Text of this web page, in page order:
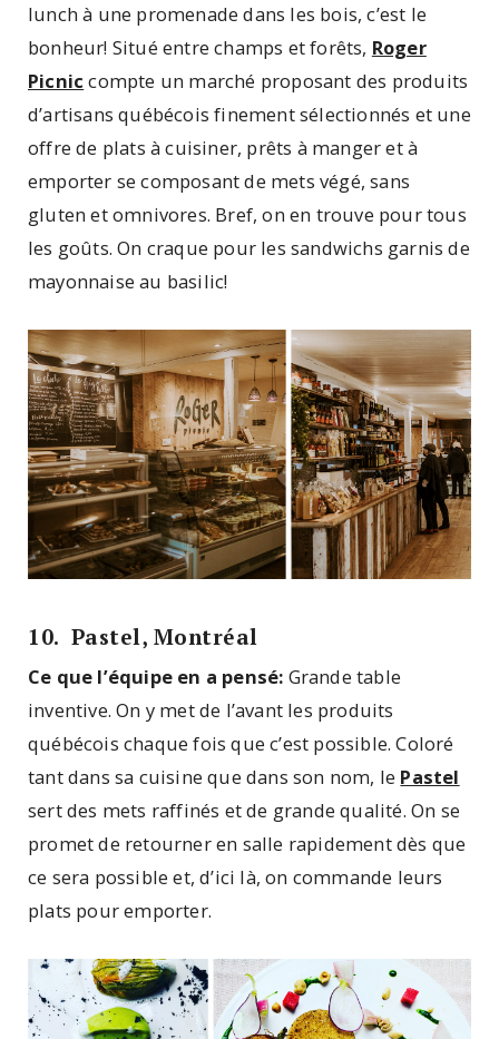
lunch à une promenade dans les bois, c’est le
bonheur! Situé entre champs et forêts, Roger
Picnic compte un marché proposant des produits
d’artisans québécois finement sélectionnés et une
offre de plats à cuisiner, prêts à manger et à
emporter se composant de mets végé, sans
gluten et omnivores. Bref, on en trouve pour tous
les goûts. On craque pour les sandwichs garnis de
mayonnaise au basilic!
10. Pastel, Montréal
Ce que l’équipe en a pensé: Grande table
inventive. On y met de l’avant les produits
québécois chaque fois que c’est possible. Coloré
tant dans sa cuisine que dans son nom, le Pastel
sert des mets raffinés et de grande qualité. On se
promet de retourner en salle rapidement dès que
ce sera possible et, d’ici là, on commande leurs
plats pour emporter.